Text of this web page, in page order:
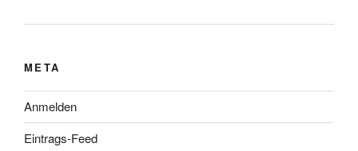
META
Anmelden
Eintrags-Feed